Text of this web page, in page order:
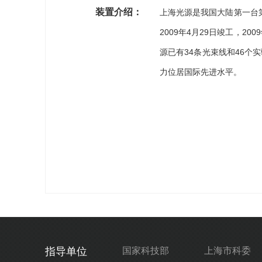
装置介绍： 上海光源是我国大陆第一
2009年4月29日竣工，
源已有34条光束线和46个
力位居国际先进水平。
指导单位 国家科技部 上海市科委